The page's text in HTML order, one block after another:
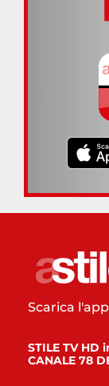
Scarica
STILE TV HD
CANALE 78